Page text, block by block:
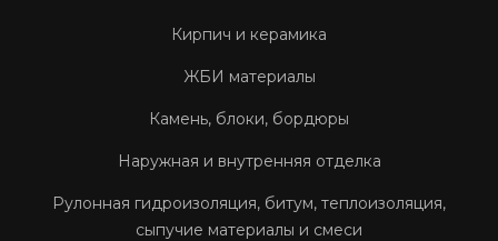
Кирпич и керамика
ЖБИ материалы
Камень, блоки, бордюры
Наружная и внутренняя отделка
Рулонная гидроизоляция, битум, теплоизоляция,
сыпучие материалы и смеси